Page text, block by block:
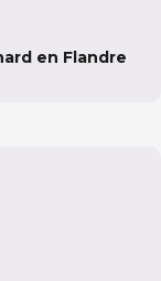
en Flandre